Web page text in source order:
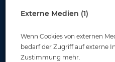
Artikelnr.: mum-
Externe Medien (1)
Wenn Cookies von externen
bedarf der Zugriff auf externe
Zustimmung mehr.